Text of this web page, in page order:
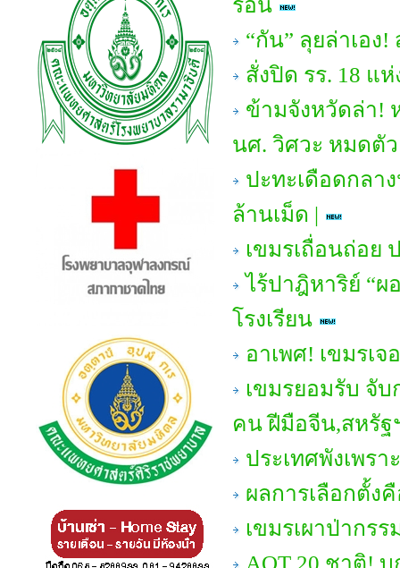
ร้อน
“กัน” ลุยล่าเอง
สั่งปิด รร. 18 แ
ข้ามจังหวัดล่า!
นศ. วิศวะ หมดตัว
ปะทะเดือดกลา
ล้านเม็ด |
เขมรเถื่อนถ่อย
ไร้ปาฎิหาริย์ “
โรงเรียน
อาเพศ! เขมรเ
เขมรยอมรับ จับ
คน ฝีมือจีน,สหรัฐ
ประเทศพังเพร
ผลการเลือกตั้ง
เขมรเผาป่ากร
AOT 20 ชาติ!